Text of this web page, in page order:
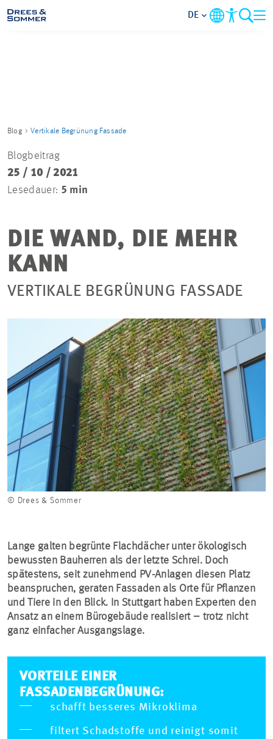
UNTERNEHMEN
PROJEKTE
DE
Blog Vertikale Begrünung Fassade
Blogbeitrag
25 / 10 / 2021
Lesedauer: 5 min
DIE WAND, DIE MEHR
KANN
VERTIKALE BEGRÜNUNG FASSADE
© Drees & Sommer
Lange galten begrünte Flachdächer unter ökologisch
bewussten Bauherren als der letzte Schrei. Doch
spätestens, seit zunehmend PV-Anlagen diesen Platz
beanspruchen, geraten Fassaden als Orte für Pflanzen
und Tiere in den Blick. In Stuttgart haben Experten den
Ansatz an einem Bürogebäude realisiert – trotz nicht
ganz einfacher Ausgangslage.
VORTEILE EINER
FASSADENBEGRÜNUNG:
schafft besseres Mikroklima
filtert Schadstoffe und reinigt somit